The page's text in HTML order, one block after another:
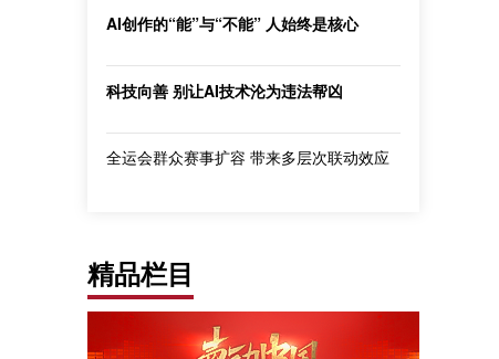
AI创作的“能”与“不能” 人始终是核心
科技向善 别让AI技术沦为违法帮凶
全运会群众赛事扩容 带来多层次联动效应
精品栏目